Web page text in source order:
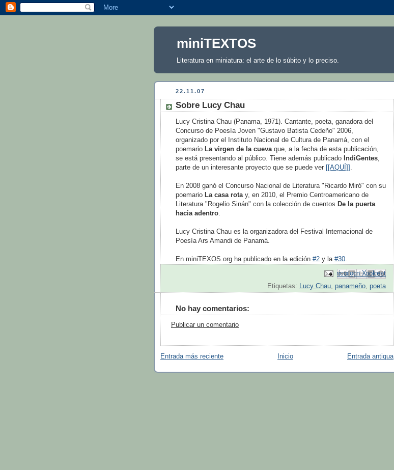
miniTEXTOS
Literatura en miniatura: el arte de lo súbito y lo preciso.
22.11.07
Sobre Lucy Chau
Lucy Cristina Chau (Panama, 1971). Cantante, poeta, ganadora del
Concurso de Poesía Joven "Gustavo Batista Cedeño" 2006,
organizado por el Instituto Nacional de Cultura de Panamá, con el
poemario La virgen de la cueva que, a la fecha de esta publicación,
se está presentando al público. Tiene además publicado IndiGentes
parte de un interesante proyecto que se puede ver [[AQUÍ]]
En 2008 ganó el Concurso Nacional de Literatura "Ricardo Miró" con su
poemario La casa rota y, en 2010, el Premio Centroamericano de
Literatura "Rogelio Sinán" con la colección de cuentos De la puerta
hacia adentro
Lucy Cristina Chau es la organizadora del Festival Internacional de
Poesía Ars Amandi de Panamá.
En miniTEXOS.org ha publicado en la edición #2 y la #30
Enviar por correo electrónico
Escribe un blog
Compartir en X
Compartir con Facebook
Compartir en Pinterest
Etiquetas: Lucy Chau, panameño, poeta
No hay comentarios:
Publicar un comentario
Entrada más reciente Entrada antigua
Inicio